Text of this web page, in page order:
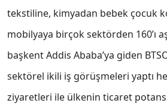
tekstiline, kimyadan bebek çocuk
mobilyaya birçok sektörden 160’ı
başkent Addis Ababa’ya giden
sektörel ikili iş görüşmeleri yaptı
ziyaretleri ile ülkenin ticaret